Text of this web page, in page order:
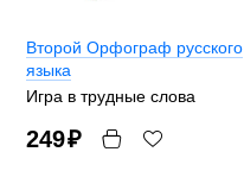
Второй Орфограф русского
языка
Игра в трудные слова
249₽